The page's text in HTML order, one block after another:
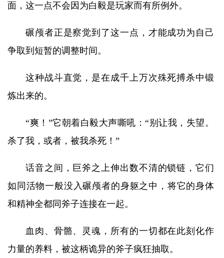
面，这一点不会因为白毅是玩家而有所例外。
碾颅者正是察觉到了这一点，才能成功为自己
争取到短暂的调整时间。
这种战斗直觉，是在成千上万次殊死搏杀中锻
炼出来的。
“爽！”它朝着白毅大声嘶吼：“别让我，失望。
杀了我，或者，被我杀死！”
话音之间，巨斧之上伸出数不清的锁链，它们
如同活物一般没入碾颅者的身躯之中，将它的身体
和精神全都同斧子连接在一起。
血肉、骨骼、灵魂，所有的一切都在此刻化作
力量的养料，被这柄诡异的斧子疯狂抽取。